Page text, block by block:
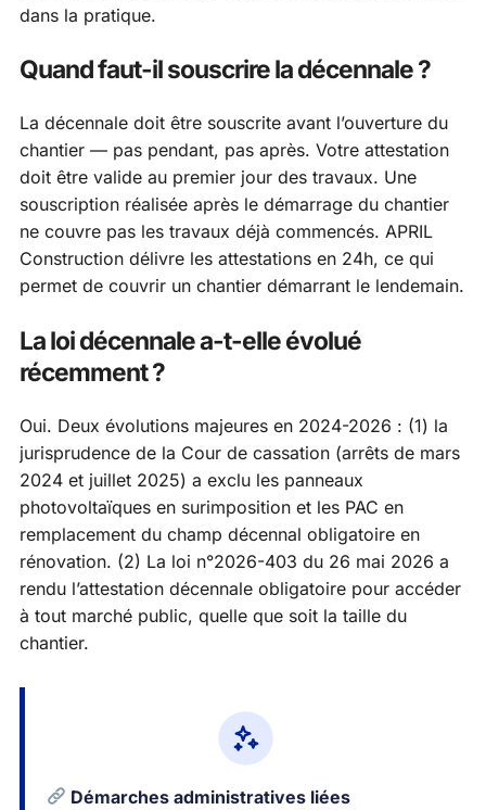
dans la pratique.
Quand faut-il souscrire la décennale ?
La décennale doit être souscrite avant l’ouverture du
chantier — pas pendant, pas après. Votre attestation
doit être valide au premier jour des travaux. Une
souscription réalisée après le démarrage du chantier
ne couvre pas les travaux déjà commencés. APRIL
Construction délivre les attestations en 24h, ce qui
permet de couvrir un chantier démarrant le lendemain.
La loi décennale a-t-elle évolué
récemment ?
Oui. Deux évolutions majeures en 2024-2026 : (1) la
jurisprudence de la Cour de cassation (arrêts de mars
2024 et juillet 2025) a exclu les panneaux
photovoltaïques en surimposition et les PAC en
remplacement du champ décennal obligatoire en
rénovation. (2) La loi n°2026-403 du 26 mai 2026 a
rendu l’attestation décennale obligatoire pour accéder
à tout marché public, quelle que soit la taille du
chantier.
Démarches administratives liées